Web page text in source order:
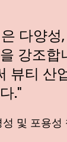
다양
강조
뷰티 산
."
및 포용